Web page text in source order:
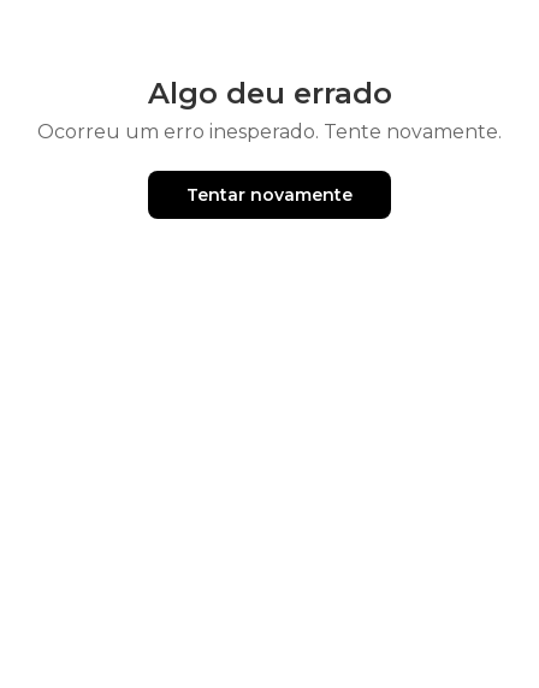
Algo deu errado
Ocorreu um erro inesperado. Tente novamente.
Tentar novamente